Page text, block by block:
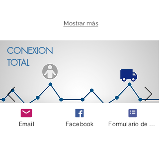
Mostrar más
CONEXION
TOTAL
Email Facebook